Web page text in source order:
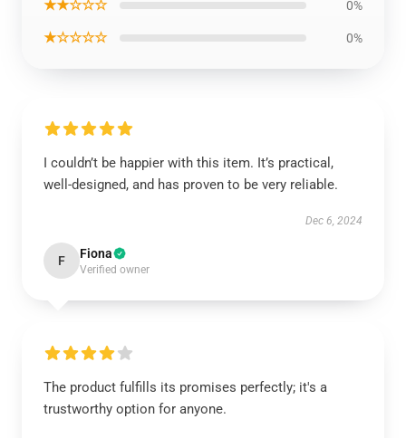
★★☆☆☆ 0%
★☆☆☆☆ 0%
I couldn’t be happier with this item. It’s practical,
well-designed, and has proven to be very reliable.
Dec 6, 2024
F Fiona
Verified owner
The product fulfills its promises perfectly; it's a
trustworthy option for anyone.